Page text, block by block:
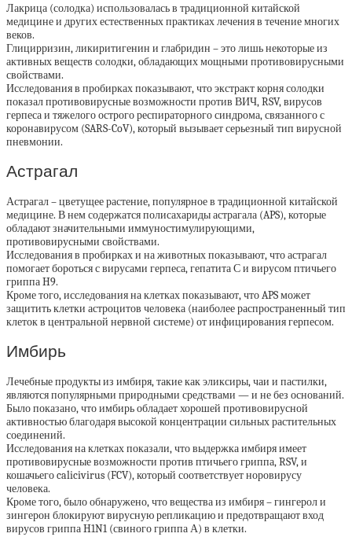
Лакрица (солодка) использовалась в традиционной китайской
медицине и других естественных практиках лечения в течение многих
веков.
Глицирризин, ликиритигенин и глабридин – это лишь некоторые из
активных веществ солодки, обладающих мощными противовирусными
свойствами.
Исследования в пробирках показывают, что экстракт корня солодки
показал противовирусные возможности против ВИЧ, RSV, вирусов
герпеса и тяжелого острого респираторного синдрома, связанного с
коронавирусом (SARS-CoV), который вызывает серьезный тип вирусной
пневмонии.
Астрагал
Астрагал – цветущее растение, популярное в традиционной китайской
медицине. В нем содержатся полисахариды астрагала (APS), которые
обладают значительными иммуностимулирующими,
противовирусными свойствами.
Исследования в пробирках и на животных показывают, что астрагал
помогает бороться с вирусами герпеса, гепатита С и вирусом птичьего
гриппа H9.
Кроме того, исследования на клетках показывают, что APS может
защитить клетки астроцитов человека (наиболее распространенный тип
клеток в центральной нервной системе) от инфицирования герпесом.
Имбирь
Лечебные продукты из имбиря, такие как эликсиры, чаи и пастилки,
являются популярными природными средствами — и не без оснований.
Было показано, что имбирь обладает хорошей противовирусной
активностью благодаря высокой концентрации сильных растительных
соединений.
Исследования на клетках показали, что выдержка имбиря имеет
противовирусные возможности против птичьего гриппа, RSV, и
кошачьего calicivirus (FCV), который соответствует норовирусу
человека.
Кроме того, было обнаружено, что вещества из имбиря – гингерол и
зингерон блокируют вирусную репликацию и предотвращают вход
вирусов гриппа H1N1 (свиного гриппа А) в клетки.